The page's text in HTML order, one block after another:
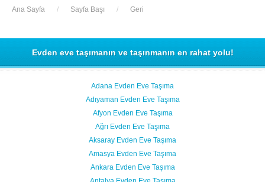
Ana Sayfa / Sayfa Başı / Geri
Evden eve taşımanın ve taşınmanın en rahat yolu!
Adana Evden Eve Taşıma
Adıyaman Evden Eve Taşıma
Afyon Evden Eve Taşıma
Ağrı Evden Eve Taşıma
Aksaray Evden Eve Taşıma
Amasya Evden Eve Taşıma
Ankara Evden Eve Taşıma